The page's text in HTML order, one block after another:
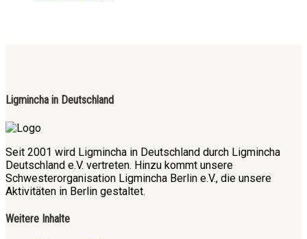
Ligmincha in Deutschland
Seit 2001 wird Ligmincha in Deutschland durch Ligmincha
Deutschland e.V. vertreten. Hinzu kommt unsere
Schwesterorganisation Ligmincha Berlin e.V., die unsere
Aktivitäten in Berlin gestaltet.
Weitere Inhalte